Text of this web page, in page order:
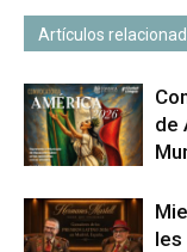
Artículos
de
les